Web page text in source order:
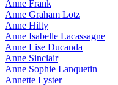
Anne Frank
Anne Graham Lotz
Anne Hilty
Anne Isabelle Lacassagne
Anne Lise Ducanda
Anne Sinclair
Anne Sophie Lanquetin
Annette Lyster